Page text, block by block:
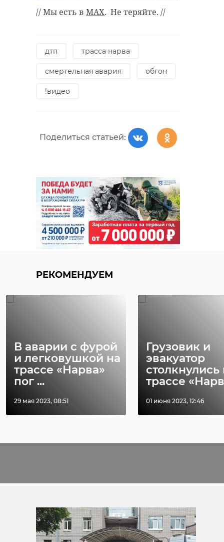
// Мы есть в MAX. Не теряйте. //
дтп трасса нарва
смертельная авария обгон
!видео
Поделиться статьей:
РЕКОМЕНДУЕМ
В аварии с фурой
и легковушкой на
трассе «Нарва»
пог ...
29 мая 2023, 08:51
Грузовик и
эвакуатор
столкнулись
трассе
01 июня 2023, 12:46